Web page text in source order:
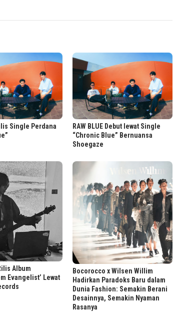
Single Perdana
RAW BLUE Debut lewat Single
“Chronic Blue” Bernuansa
Shoegaze
Album
Evangelist’ Lewat
Bocorocco x Wilsen Willim
Hadirkan Paradoks Baru dalam
Dunia Fashion: Semakin Berani
Desainnya, Semakin Nyaman
Rasanya